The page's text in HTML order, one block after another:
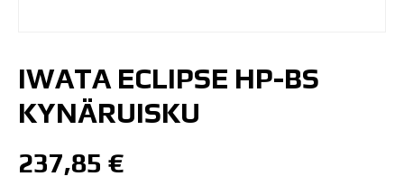
IWATA ECLIPSE HP-BS
KYNÄRUISKU
237,85 €